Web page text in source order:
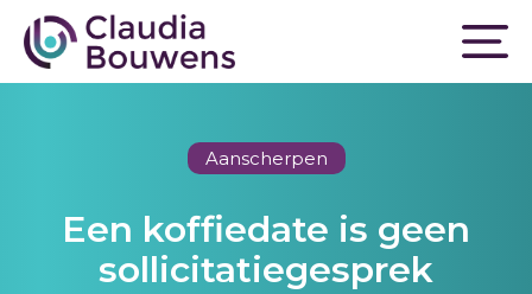
Aanscherpen
Een koffiedate is geen
sollicitatiegesprek